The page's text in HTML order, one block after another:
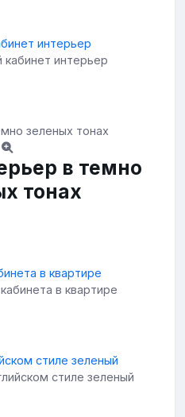
интерьер
в темно
тонах
в квартире
стиле зеленый